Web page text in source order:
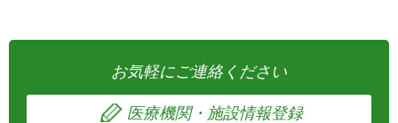
お気軽にご連絡ください
医療機関・施設情報登録